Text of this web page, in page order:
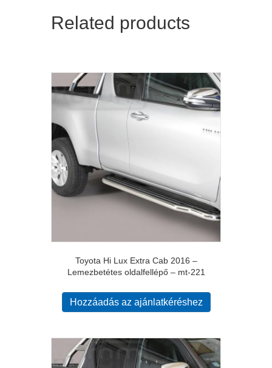
Related products
Toyota Hi Lux Extra Cab 2016 –
Lemezbetétes oldalfellépő – mt-221
Hozzáadás az ajánlatkéréshez